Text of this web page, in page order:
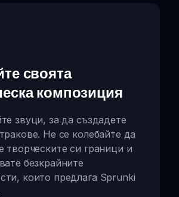
своята
композиция
звуци, за да създадете
Не се колебайте да
творческите си граници и
безкрайните
които предлага Sprunki